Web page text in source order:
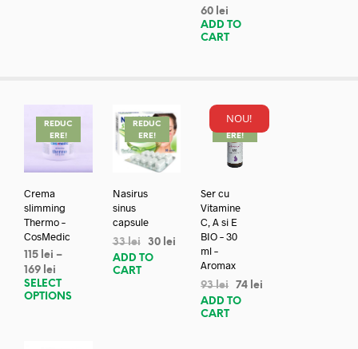
60 lei
ADD TO
CART
REDUC
ERE!
Crema
slimming
Thermo –
CosMedic
115 lei –
169 lei
SELECT
OPTIONS
REDUC
ERE!
Nasirus
sinus
capsule
33lei 30 lei
ADD TO
CART
NOU!
REDUC
ERE!
Ser cu
Vitamine
C, A si E
BIO – 30
ml –
Aromax
93lei 74 lei
ADD TO
CART